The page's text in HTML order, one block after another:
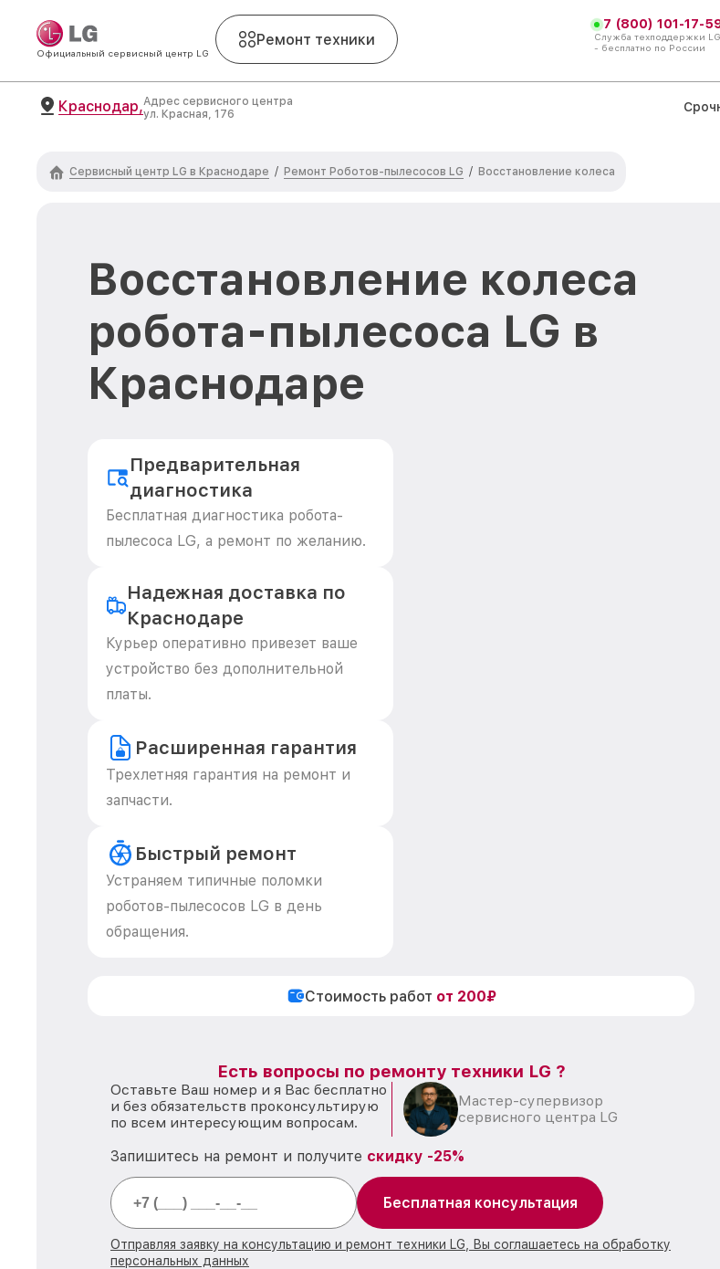
Официальный сервисный центр LG
Ремонт техники
7 (800) 101-17-
Служба техподдержки LG
- бесплатно по России
Краснодар,Адрес сервисного центра
ул. Красная, 176
Сервисный центр LG в Краснодаре / Ремонт Роботов-пылесосов LG / Восстановление колеса
Восстановление колеса
робота-пылесоса LG в
Краснодаре
Предварительная
диагностика
Бесплатная диагностика робота-
пылесоса LG, а ремонт по желанию.
Надежная доставка по
Краснодаре
Курьер оперативно привезет ваше
устройство без дополнительной
платы.
Расширенная гарантия
Трехлетняя гарантия на ремонт и
запчасти.
Быстрый ремонт
Устраняем типичные поломки
роботов-пылесосов LG в день
обращения.
Стоимость работ от 200₽
Есть вопросы по ремонту техники LG ?
Оставьте Ваш номер и я Вас бесплатно
и без обязательств проконсультирую
по всем интересующим вопросам.
Мастер-супервизор
сервисного центра LG
Запишитесь на ремонт и получите скидку -25%
Бесплатная консультация
Отправляя заявку на консультацию и ремонт техники LG, Вы соглашаетесь на обработку
персональных данных